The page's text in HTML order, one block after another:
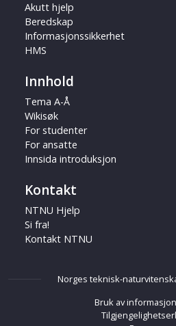
Akutt hjelp
Beredskap
Informasjonssikkerhet
HMS
Innhold
Tema A-Å
Wikisøk
For studenter
For ansatte
Innsida introduksjon
Kontakt
NTNU Hjelp
Si fra!
Kontakt NTNU
Norges teknisk-
Bruk av